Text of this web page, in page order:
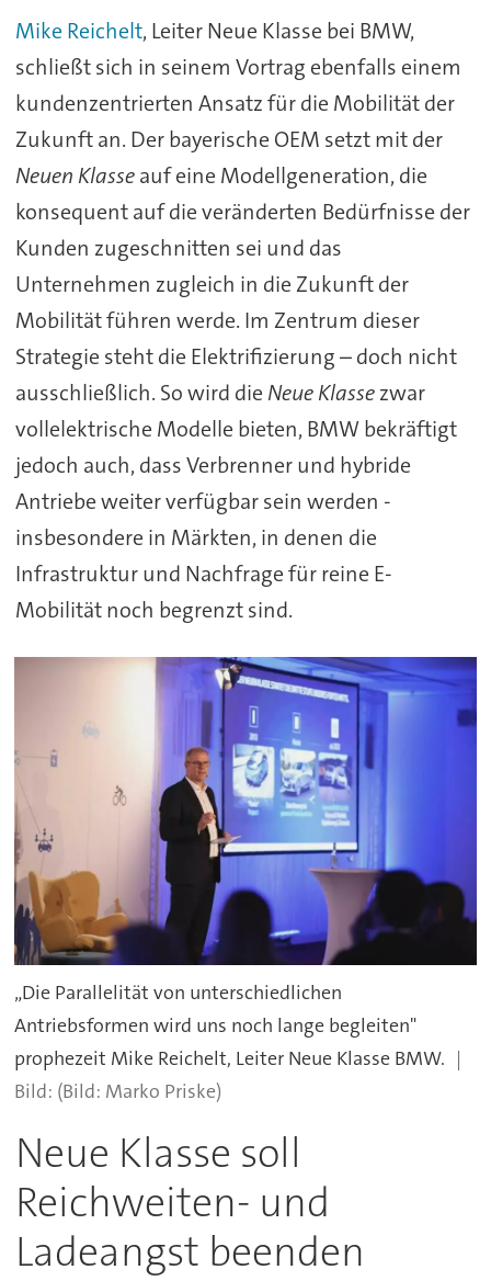
Mike Reichelt, Leiter Neue Klasse bei BMW,
schließt sich in seinem Vortrag ebenfalls einem
kundenzentrierten Ansatz für die Mobilität der
Zukunft an. Der bayerische OEM setzt mit der
Neuen Klasseauf eine Modellgeneration, die
konsequent auf die veränderten Bedürfnisse der
Kunden zugeschnitten sei und das
Unternehmen zugleich in die Zukunft der
Mobilität führen werde. Im Zentrum dieser
Strategie steht die Elektrifizierung – doch nicht
ausschließlich. So wird die Neue Klassezwar
vollelektrische Modelle bieten, BMW bekräftigt
jedoch auch, dass Verbrenner und hybride
Antriebe weiter verfügbar sein werden -
insbesondere in Märkten, in denen die
Infrastruktur und Nachfrage für reine E-
Mobilität noch begrenzt sind.
„Die Parallelität von unterschiedlichen
Antriebsformen wird uns noch lange begleiten"
prophezeit Mike Reichelt, Leiter Neue Klasse BMW.
(Bild: Marko Priske)
Neue Klasse soll
Reichweiten- und
Ladeangst beenden